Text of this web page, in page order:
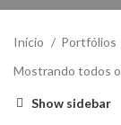
Início Portfólios
Mostrando todos
Show sidebar